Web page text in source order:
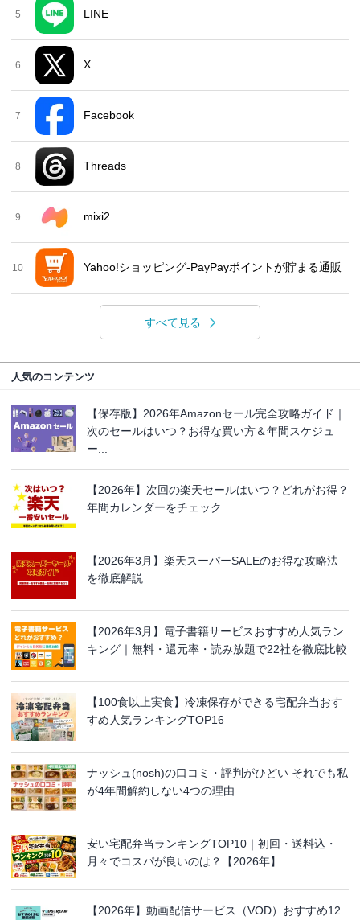
5 LINE
6 X
7 Facebook
8 Threads
9 mixi2
10 Yahoo!ショッピング-PayPayポイントが貯まる通販
すべて見る
人気のコンテンツ
【保存版】2026年Amazonセール完全攻略ガイド｜
次のセールはいつ？お得な買い方＆年間スケジュ
ー...
【2026年】次回の楽天セールはいつ？どれがお得？
年間カレンダーをチェック
【2026年3月】楽天スーパーSALEのお得な攻略法
を徹底解説
【2026年3月】電子書籍サービスおすすめ人気ラン
キング｜無料・還元率・読み放題で22社を徹底比較
【100食以上実食】冷凍保存ができる宅配弁当おす
すめ人気ランキングTOP16
ナッシュ(nosh)の口コミ・評判がひどい それでも私
が4年間解約しない4つの理由
安い宅配弁当ランキングTOP10｜初回・送料込・
月々でコスパが良いのは？【2026年】
【2026年】動画配信サービス（VOD）おすすめ12